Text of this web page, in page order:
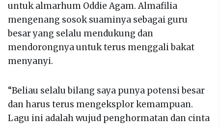
untuk almarhum Oddie Agam. Almafilia
mengenang sosok suaminya sebagai guru
besar yang selalu mendukung dan
mendorongnya untuk terus menggali bakat
menyanyi.
“Beliau selalu bilang saya punya potensi besar
dan harus terus mengeksplor kemampuan.
Lagu ini adalah wujud penghormatan dan cinta